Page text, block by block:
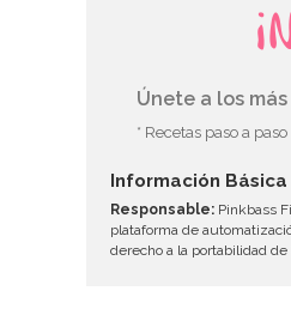
Únete a los
* Recetas paso a paso
Información
Responsable: Pinkbass
plataforma de
derecho a la portabilidad de